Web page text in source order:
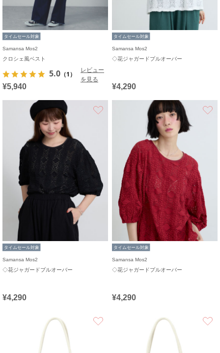
タイムセール対象
Samansa Mos2
クロシェ風ベスト
5.0 （1）
レビュー
を見る
¥5,940
タイムセール対象
Samansa Mos2
◇花ジャガードプルオーバー
¥4,290
タイムセール対象
Samansa Mos2
◇花ジャガードプルオーバー
¥4,290
タイムセール対象
Samansa Mos2
◇花ジャガードプルオーバー
¥4,290